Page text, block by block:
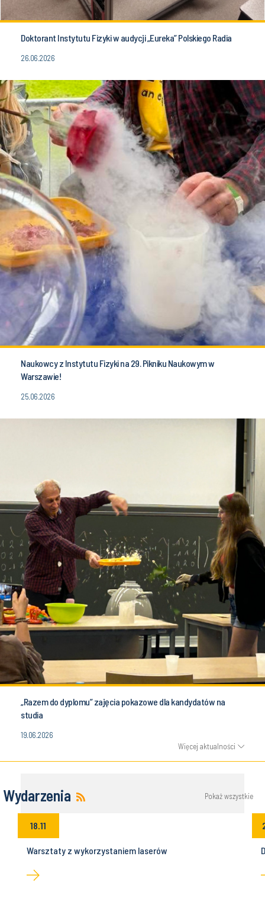
Doktorant Instytutu Fizyki w audycji „Eureka” Polskiego Radia
26.06.2026
Naukowcy z Instytutu Fizyki na 29. Pikniku Naukowym w
Warszawie!
25.06.2026
„Razem do dyplomu” zajęcia pokazowe dla kandydatów na
studia
19.06.2026
Więcej aktualności
Wydarzenia Pokaż wszystkie
18.11
Warsztaty z wykorzystaniem laserów